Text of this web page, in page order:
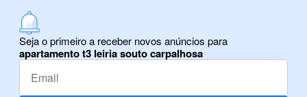
Seja o primeiro a receber novos anúncios para
apartamento t3 leiria souto carpalhosa